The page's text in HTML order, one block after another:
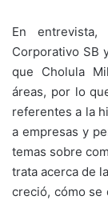
En
Corporativo SB
que Cholula
áreas, por lo
referentes a la
a empresas y
temas sobre
trata acerca de
creció, cómo se